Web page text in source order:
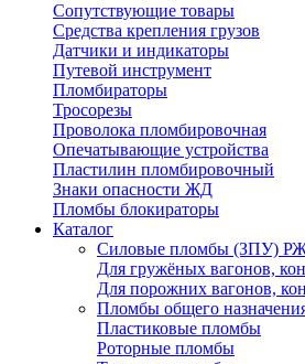
Сопутствующие товары
Средства крепления грузов
Датчики и индикаторы
Путевой инструмент
Пломбираторы
Тросорезы
Проволока пломбировочная
Опечатывающие устройства
Пластилин пломбировочный
Знаки опасности ЖД
Пломбы блокираторы
Каталог
Силовые пломбы (ЗПУ)
Для гружёных вагонов,
Для порожних вагонов,
Пломбы общего
Пластиковые пломбы
Роторные пломбы